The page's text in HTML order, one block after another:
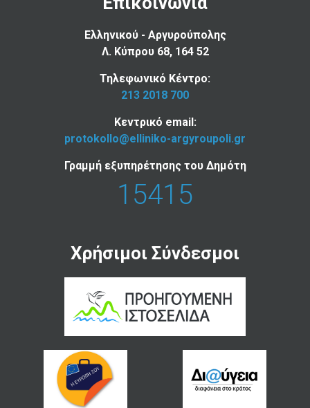
Ελληνικού - Αργυρούπολης
Λ. Κύπρου 68, 164 52
Τηλεφωνικό Κέντρο:
213 2018 700
Κεντρικό email:
protokollo@elliniko-argyroupoli.gr
Γραμμή εξυπηρέτησης του Δημότη
15415
Χρήσιμοι Σύνδεσμοι